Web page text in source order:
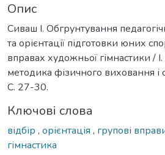
Опис
Сиваш І. Обгрунтування
та орієнтації підготовки юних
вправах художньої гімнастики /
методика фізичного виховання
С. 27-30.
Ключові слова
відбір , орієнтація , групові
гімнастика